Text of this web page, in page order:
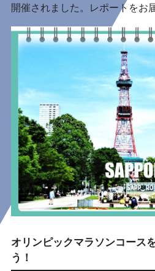
開催されました。レポートをお
オリンピックマラソンコース
う！